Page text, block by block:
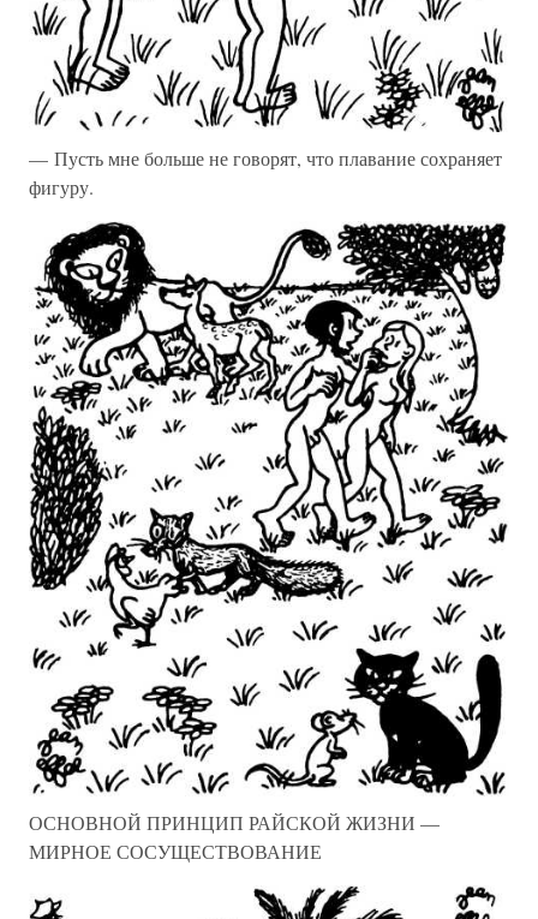
— Пусть мне больше не говорят, что плавание сохраняет
фигуру.
ОСНОВНОЙ ПРИНЦИП РАЙСКОЙ ЖИЗНИ —
МИРНОЕ СОСУЩЕСТВОВАНИЕ